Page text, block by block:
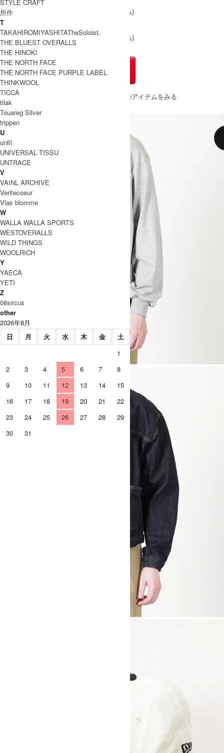
Size 2
31,900円(税込)
Size 3
31,900円(税込)
×
31,900円(税込)
» もうすこしMARKAWARE (マーカウェア)のアイテムをみる
STYLE CRAFT
所作
T
TAKAHIROMIYASHITATheSoloist.
THE BLUEST OVERALLS
THE HINOKI
THE NORTH FACE
THE NORTH FACE PURPLE LABEL
THINKWOOL
TICCA
tilak
Touareg Silver
trippen
U
unfil
UNIVERSAL TISSU
UNTRACE
V
VAINL ARCHIVE
Veritecoeur
Vlas blomme
W
WALLA WALLA SPORTS
WESTOVERALLS
WILD THINGS
WOOLRICH
Y
YAECA
YETI
Z
08sircus
other
2026年8月
日
月 火 水 木 金
土
1
2
3 4 5 6 7
8
9
10 11 12 13 14
15
16
17 18 19 20 21
22
23
24 25 26 27 28
29
30
31